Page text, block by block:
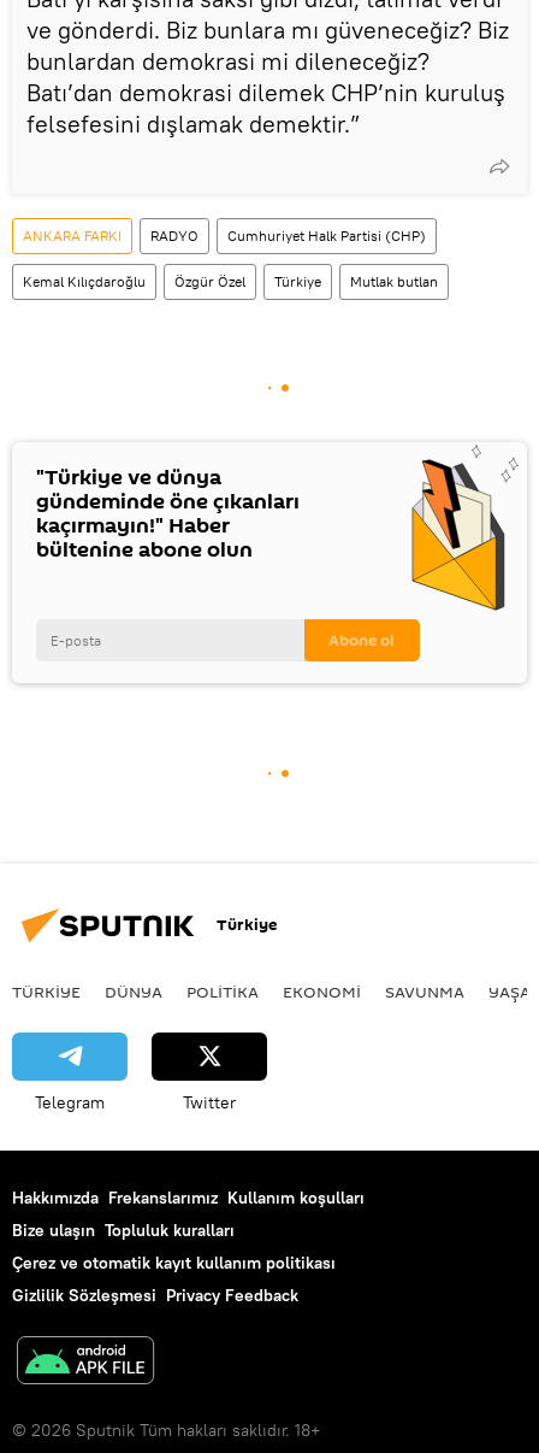
ve gönderdi. Biz bunlara mı güveneceğiz? Biz
bunlardan demokrasi mi dileneceğiz?
Batı’dan demokrasi dilemek CHP’nin kuruluş
felsefesini dışlamak demektir.”
ANKARA FARKI RADYO Cumhuriyet Halk Partisi (CHP)
Kemal Kılıçdaroğlu Özgür Özel Türkiye Mutlak butlan
"Türkiye ve dünya
gündeminde öne çıkanları
kaçırmayın!" Haber
bültenine abone olun
Türkiye
TÜRKIYE DÜNYA POLİTİKA EKONOMİ SAVUNMA
Telegram Twitter
Hakkımızda Frekanslarımız Kullanım koşulları
Bize ulaşın Topluluk kuralları
Çerez ve otomatik kayıt kullanım politikası
Gizlilik Sözleşmesi Privacy Feedback
© 2026 Sputnik Tüm hakları saklıdır. 18+